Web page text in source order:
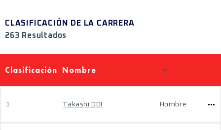
CLASIFICACIÓN DE LA CARRERA
263 Resultados
Clasificación Nombre
1 Takashi DOI Hombre